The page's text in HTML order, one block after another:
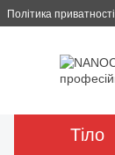
Політика приватності
Тіло